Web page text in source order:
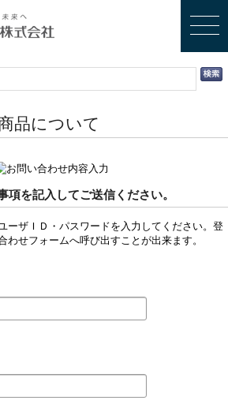
品について
項を記入してご送信ください。
ーザＩＤ・パスワードを入力してください。登
わせフォームへ呼び出すことが出来ます。